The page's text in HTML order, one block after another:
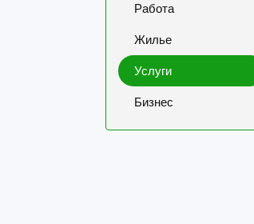
Работа
Жилье
Услуги
Бизнес